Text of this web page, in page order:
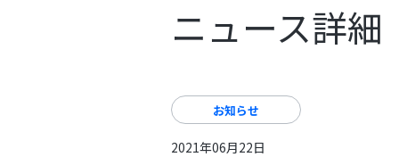
ニュース詳細
お知らせ
2021年06月22日